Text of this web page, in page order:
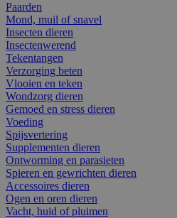
Paarden
Mond, muil of snavel
Insecten dieren
Insectenwerend
Tekentangen
Verzorging beten
Vlooien en teken
Wondzorg dieren
Gemoed en stress dieren
Voeding
Spijsvertering
Supplementen dieren
Ontworming en parasieten
Spieren en gewrichten dieren
Accessoires dieren
Ogen en oren dieren
Vacht, huid of pluimen